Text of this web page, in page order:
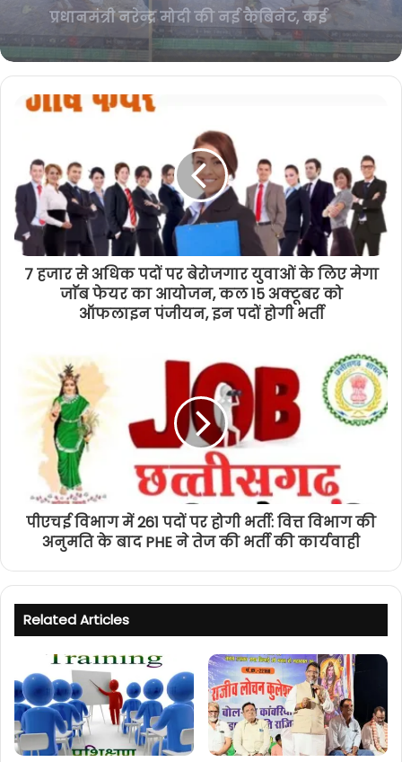
युवक की मौत, युवती घायल, गुस्साए परिजनों
ने शव रखकर घंटों किया चक्काजाम
7 हजार से अधिक पदों पर बेरोजगार युवाओं के लिए मेगा
जाॅब फेयर का आयोजन, कल 15 अक्टूबर को
ऑफलाइन पंजीयन, इन पदों होगी भर्ती
पीएचई विभाग में 261 पदों पर होगी भर्ती: वित्त विभाग की
अनुमति के बाद PHE ने तेज की भर्ती की कार्यवाही
Related Articles